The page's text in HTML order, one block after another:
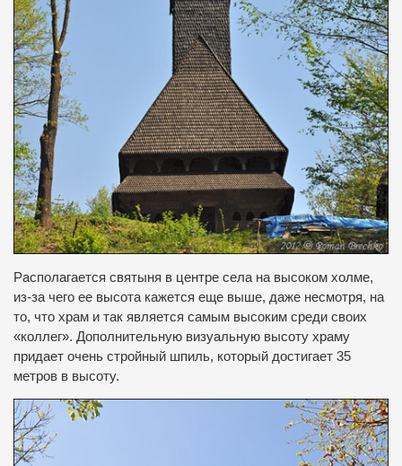
Располагается святыня в центре села на высоком холме,
из-за чего ее высота кажется еще выше, даже несмотря, на
то, что храм и так является самым высоким среди своих
«коллег». Дополнительную визуальную высоту храму
придает очень стройный шпиль, который достигает 35
метров в высоту.